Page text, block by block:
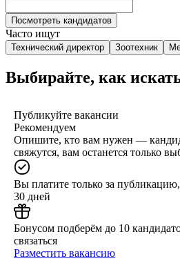
Посмотреть кандидатов
Часто ищут
Технический директор Зоотехник
Выбирайте, как
Публикуйте вакансии
Рекомендуем
Опишите, кто вам нужен —
свяжутся, вам останется только
Вы платите только за
30 дней
Бонусом подберём до 10
связаться
Разместить вакансию